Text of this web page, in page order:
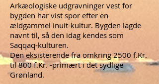
Arkæologiske udgravninger vest for
bygden har vist spor efter en
ældgammel inuit-kultur. Bygden lagde
navnt til, så den idag kendes som
Saqqaq-kulturen.
Den eksisterende fra omkring 2500 f.Kr.
til 800 f.Kr. -primært i det sydlige
Grønland.